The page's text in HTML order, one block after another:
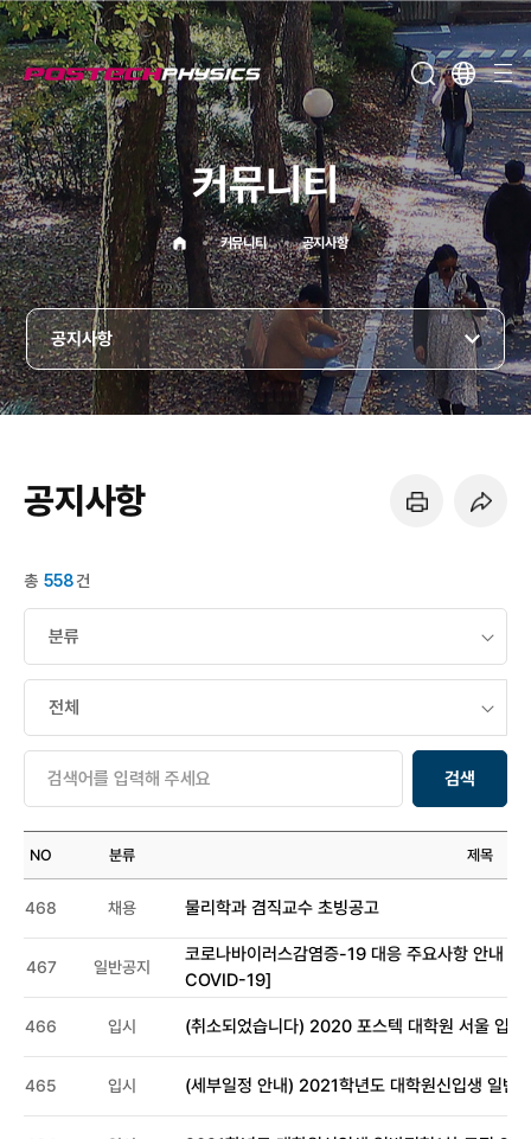
커뮤니티
커뮤니티 공지사항
공지사항
공지사항
검색
총 558건
NO 분류 제목
468 채용 물리학과 겸직교수 초빙공고
467 일반공지
코로나바이러스감염증-19 대응 주요사항 안
COVID-19]
466 입시 (취소되었습니다) 2020 포스텍 대학원 서울 입학
465 입시 (세부일정 안내) 2021학년도 대학원신입생 일반